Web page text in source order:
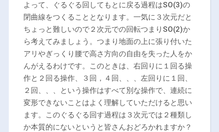
よって、ぐるぐる回してもとに戻る過程はSO(3)の
閉曲線をつくることとなります。一気に３次元だと
ちょっと難しいので２次元での回転つまりSO(2)か
ら考えてみましょう。つまり地面の上に張り付いた
アリやぎっくり腰で高さ方向の自由を失った人をか
んがえるわけです。このときは、右回りに１回る操
作と２回る操作、３回，４回、、、左回りに１回、
２回、、、という操作はすべて別な操作で、連続に
変形できないことはよく理解していただけると思い
ます。このぐるぐる回す過程は３次元では２種類し
か本質的にないというと皆さんおどろかれますか？